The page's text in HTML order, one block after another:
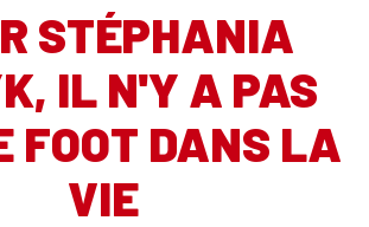
STÉPHANIA
IL N'Y A PAS
FOOT DANS LA
VIE